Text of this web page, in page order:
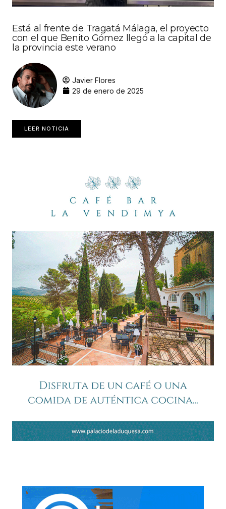
Está al frente de Tragatá Málaga, el proyecto
con el que Benito Gómez llegó a la capital de
la provincia este verano
Javier Flores
29 de enero de 2025
LEER NOTICIA